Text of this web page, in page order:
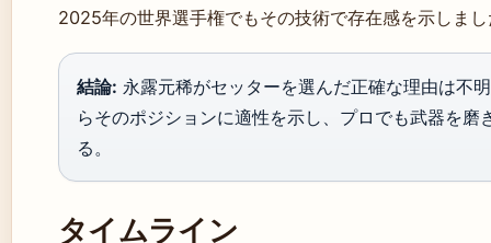
2025年の世界選手権でもその技術で存在感を示しま
結論: 永露元稀がセッターを選んだ正確な理由は不
らそのポジションに適性を示し、プロでも武器を磨
る。
タイムライン